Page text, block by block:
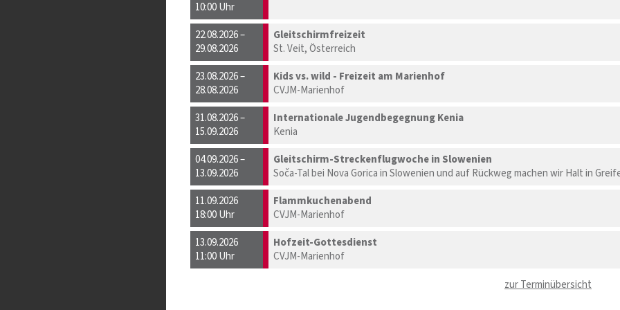
10:00 Uhr
22.08.2026 –
29.08.2026
Gleitschirmfreizeit
St. Veit, Österreich
23.08.2026 –
28.08.2026
Kids vs. wild - Freizeit am Marienhof
CVJM-Marienhof
31.08.2026 –
15.09.2026
Internationale Jugendbegegnung Kenia
Kenia
04.09.2026 –
13.09.2026
Gleitschirm-Streckenflugwoche in Slowenien
Soča-Tal bei Nova Gorica in Slowenien und auf Rückweg machen wir Halt in
11.09.2026
18:00 Uhr
Flammkuchenabend
CVJM-Marienhof
13.09.2026
11:00 Uhr
Hofzeit-Gottesdienst
CVJM-Marienhof
zur Terminübersicht